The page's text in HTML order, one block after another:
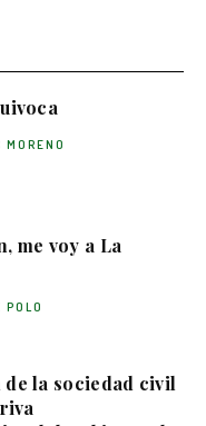
MORENO
me voy a La
POLO
de la sociedad civil